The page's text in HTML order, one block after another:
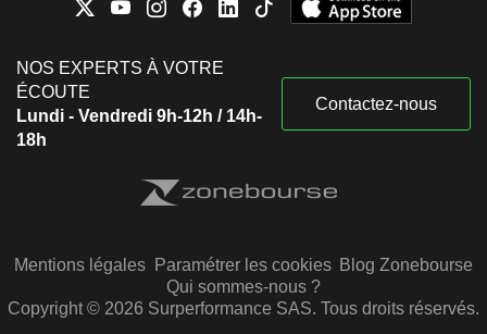
NOS EXPERTS À VOTRE
ÉCOUTE
Lundi - Vendredi 9h-12h / 14h-
18h
Contactez-nous
Mentions légales Paramétrer les cookies Blog Zonebourse
Qui sommes-nous ?
Copyright © 2026 Surperformance SAS. Tous droits réservés.